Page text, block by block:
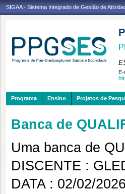
SIGAA - Sistema Integrado de Gestão de
E-
Programa Ensino Projetos de
Banca de
Uma banca de
DISCENTE :
DATA : 02/02/2026